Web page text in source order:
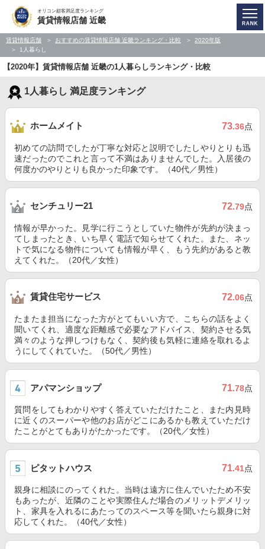
オリコン顧客満足度ランキング
賃貸情報店舗 近畿
賃貸情報店舗 おすすめの賃貸情報店舗 近畿ランキング・比較
2020年版
1人暮らし
【2020年】賃貸情報店舗 近畿の1人暮らしランキング・比較
1人暮らし 満足度ランキング
ホームメイト 73.36点
初めての訪問でしたが丁寧な対応と説明でしたしやりとりも迅
速だったのでこれと言って不満はありませんでした。入居後の
何度かのやりとりも良かった印象です。（40代／男性）
センチュリー21 72.79点
情報が早かった。見学に行こうとしていた物件が先約が決まっ
てしまったとき、いち早く電話で知らせてくれた。また、ネッ
トで気になる物件についても情報が早く、もう先約があると教
えてくれた。（20代／女性）
賃貸住宅サービス 72.06点
たまたま担当になった方がとてもいい方で、こちらの話をよく
聞いてくれ、適度な距離感で必要なアドバイス、契約させる気
満々のような押しつけもなく、契約後も気軽に連絡を取れるよ
うにしてくれていた。（50代／男性）
アパマンショップ 71.78点
質問をしてもわかりやすく答えていただけたこと、また内見時
に近くのスーパーや他のお店がどこにあるかも教えていただけ
たことがとてもありがたかったです。（20代／女性）
ピタットハウス 71.41点
親身に相談にのってくれた。当時は遠方に住んでいたため不安
もあったが、近隣のことや実際住んだ場合のメリットデメリッ
ト、家具を入れるにあたってのスペース等を聞いたら親身に対
応してくれた。（40代／女性）